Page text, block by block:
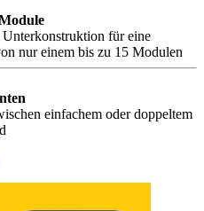
für eine
nur einem bis zu 15 Modulen
einfachem oder doppeltem